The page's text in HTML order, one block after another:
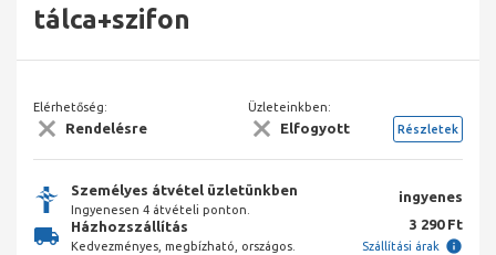
tálca+szifon
Elérhetőség:
Rendelésre
Üzleteinkben:
Elfogyott Részletek
Személyes átvétel üzletünkben
Ingyenesen 4 átvételi ponton.
ingyenes
Házhozszállítás
Kedvezményes, megbízható, országos.
3 290 Ft
Szállítási árak